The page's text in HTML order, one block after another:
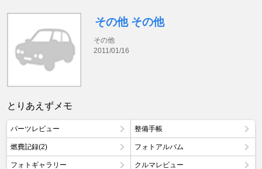
その他 その他
その他
2011/01/16
とりあえずメモ
パーツレビュー 整備手帳
燃費記録(2) フォトアルバム
フォトギャラリー クルマレビュー